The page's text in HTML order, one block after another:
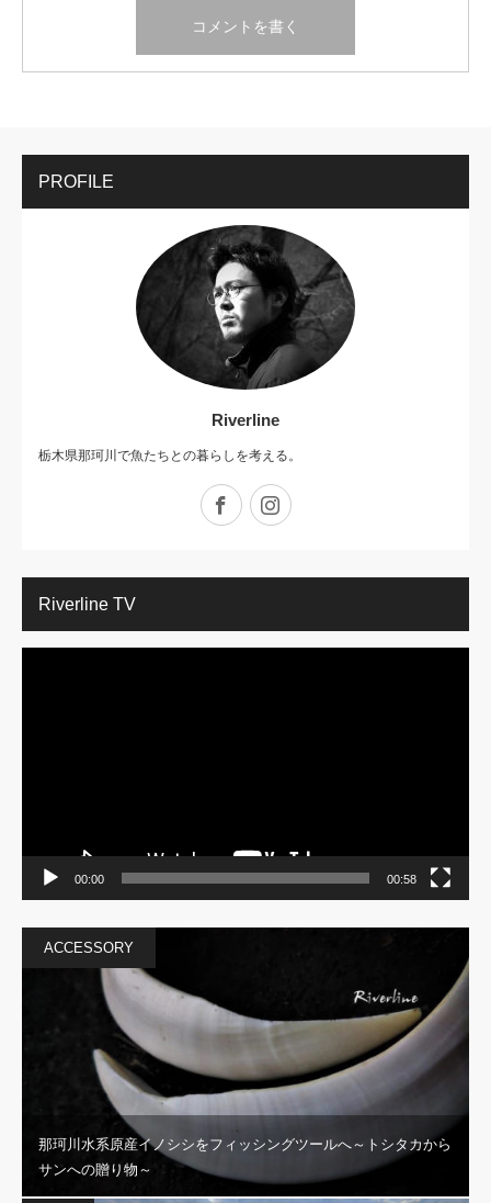
PROFILE
Riverline
栃木県那珂川で魚たちとの暮らしを考える。
FacebookInstagram
Riverline TV
00:00 00:58
ACCESSORY
那珂川水系原産イノシシをフィッシングツールへ～トシタカから
サンへの贈り物～